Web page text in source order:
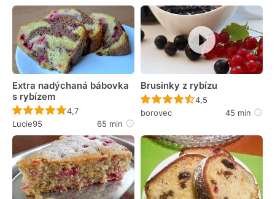
Extra nadýchaná bábovka
s rybízem
Recept ještě nebyl hodnocen
4,7
Lucie95
65 min
Brusinky z rybízu
Recept ještě nebyl
4,5
borovec
45 min